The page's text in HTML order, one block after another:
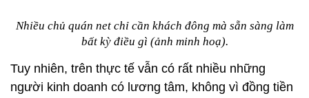
Nhiều chủ quán net chỉ cần khách đông mà sẵn sàng làm
bất kỳ điều gì (ảnh minh hoạ).
Tuy nhiên, trên thực tế vẫn có rất nhiều những
người kinh doanh có lương tâm, không vì đồng tiền